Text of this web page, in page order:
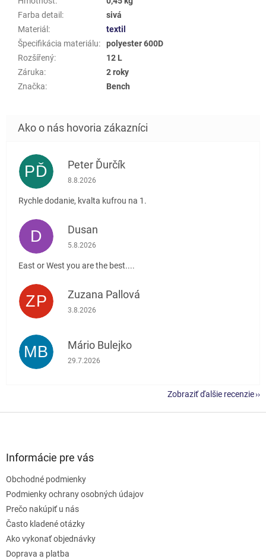
Farba detail :
sivá
Materiál :
textil
Špecifikácia materiálu:
polyester 600D
Rozšířený:
12 L
Záruka:
2 roky
Značka: Bench
PĎ Peter Ďurčík
Hodnotenie obchodu je 5 z 5 hviezdičiek.
8.8.2026
Rychle dodanie, kvalta kufrou na 1.
D Dusan
Hodnotenie obchodu je 5 z 5 hviezdičiek.
5.8.2026
East or West you are the best....
ZP Zuzana Pallová
Hodnotenie obchodu je 5 z 5 hviezdičiek.
3.8.2026
MB Mário Bulejko
Hodnotenie obchodu je 5 z 5 hviezdičiek.
29.7.2026
Zobraziť ďalšie recenzie
Informácie pre vás
Obchodné podmienky
Podmienky ochrany osobných údajov
Prečo nakúpiť u nás
Často kladené otázky
Ako vykonať objednávky
Doprava a platba